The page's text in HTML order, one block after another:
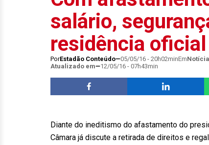
salário,
residência oficial
PorEstadão Conteúdo 05/05/16 - 20h02minEm
Atualizado em
12/05/16 - 07h43min
Diante do ineditismo do afastamento do
Câmara já discute a retirada de direitos e